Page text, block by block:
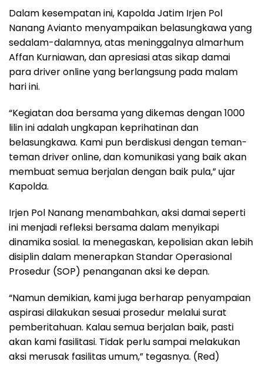
Dalam kesempatan ini, Kapolda Jatim Irjen Pol
Nanang Avianto menyampaikan belasungkawa yang
sedalam-dalamnya, atas meninggalnya almarhum
Affan Kurniawan, dan apresiasi atas sikap damai
para driver online yang berlangsung pada malam
hari ini.
“Kegiatan doa bersama yang dikemas dengan 1000
lilin ini adalah ungkapan keprihatinan dan
belasungkawa. Kami pun berdiskusi dengan teman-
teman driver online, dan komunikasi yang baik akan
membuat semua berjalan dengan baik pula,” ujar
Kapolda.
Irjen Pol Nanang menambahkan, aksi damai seperti
ini menjadi refleksi bersama dalam menyikapi
dinamika sosial. Ia menegaskan, kepolisian akan lebih
disiplin dalam menerapkan Standar Operasional
Prosedur (SOP) penanganan aksi ke depan.
“Namun demikian, kami juga berharap penyampaian
aspirasi dilakukan sesuai prosedur melalui surat
pemberitahuan. Kalau semua berjalan baik, pasti
akan kami fasilitasi. Tidak perlu sampai melakukan
aksi merusak fasilitas umum,” tegasnya. (Red)